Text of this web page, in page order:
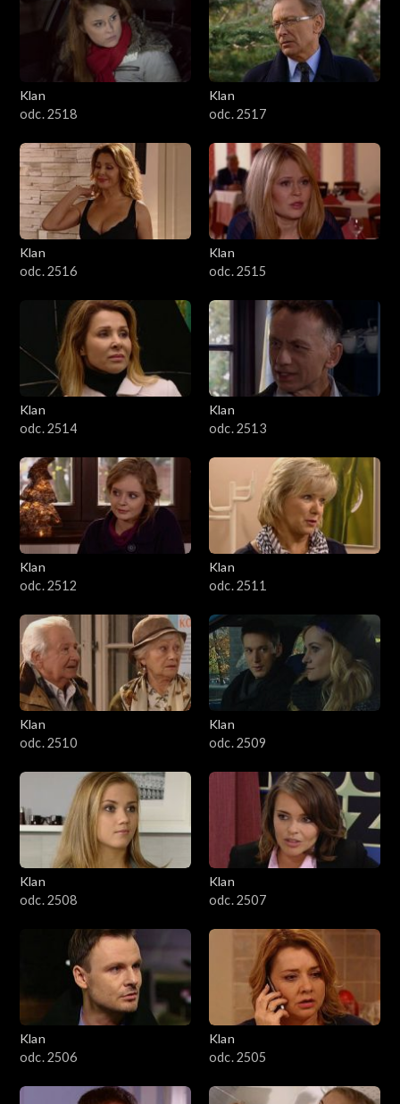
Klan
odc. 2518
Klan
odc. 2517
Klan
odc. 2516
Klan
odc. 2515
Klan
odc. 2514
Klan
odc. 2513
Klan
odc. 2512
Klan
odc. 2511
Klan
odc. 2510
Klan
odc. 2509
Klan
odc. 2508
Klan
odc. 2507
Klan
odc. 2506
Klan
odc. 2505